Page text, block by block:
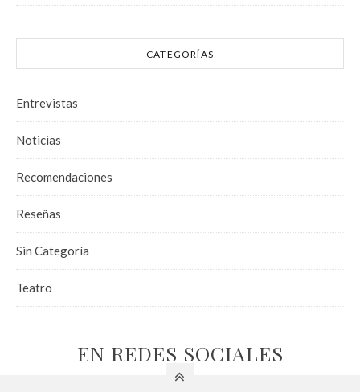
CATEGORÍAS
Entrevistas
Noticias
Recomendaciones
Reseñas
Sin Categoría
Teatro
EN REDES SOCIALES